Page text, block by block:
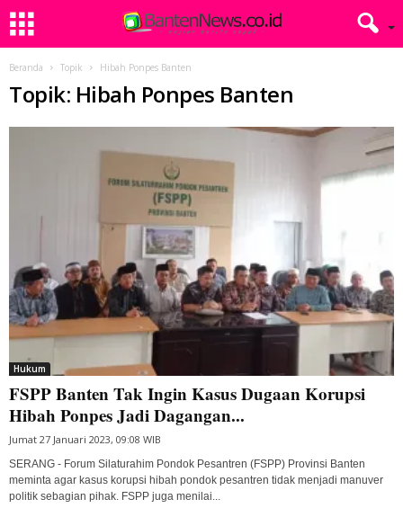
Beranda Topik Hibah Ponpes Banten
Topik: Hibah Ponpes Banten
Hukum
FSPP Banten Tak Ingin Kasus Dugaan Korupsi
Hibah Ponpes Jadi Dagangan...
Jumat 27 Januari 2023, 09:08 WIB
SERANG - Forum Silaturahim Pondok Pesantren (FSPP) Provinsi Banten
meminta agar kasus korupsi hibah pondok pesantren tidak menjadi manuver
politik sebagian pihak. FSPP juga menilai...